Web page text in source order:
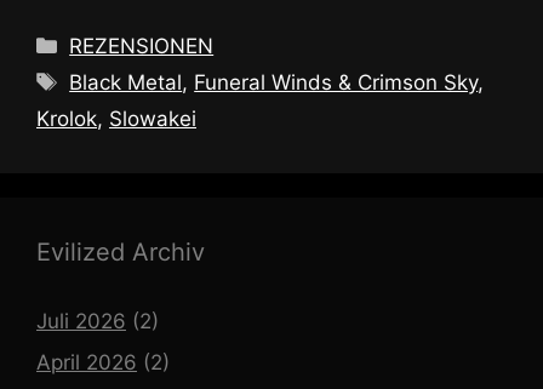
Kategorien
REZENSIONEN
Schlagwörter
Black Metal, Funeral Winds & Crimson Sky,
Krolok, Slowakei
Evilized Archiv
Juli 2026 (2)
April 2026 (2)